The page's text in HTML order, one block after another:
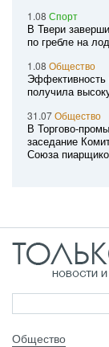
1.08 Спорт
В Твери
по гребле на
1.08 Общество
Эффективность
получила
31.07Общество
В Торгово-
заседание
Союза
Общество